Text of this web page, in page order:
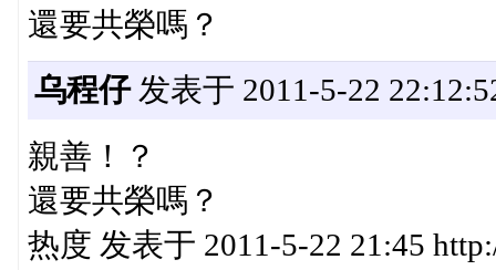
還要共榮嗎？
乌程仔发表于 2011-5-22
親善！？
還要共榮嗎？
热度 发表于 2011-5-22 21:45